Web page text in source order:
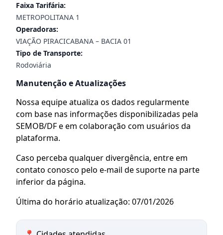
Faixa Tarifária:
METROPOLITANA 1
Operadoras:
VIAÇÃO PIRACICABANA – BACIA 01
Tipo de Transporte:
Rodoviária
Manutenção e Atualizações
Nossa equipe atualiza os dados regularmente
com base nas informações disponibilizadas pela
SEMOB/DF e em colaboração com usuários da
plataforma.
Caso perceba qualquer divergência, entre em
contato conosco pelo e-mail de suporte na parte
inferior da página.
Última do horário atualização: 07/01/2026